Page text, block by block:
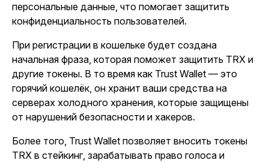
персональные данные, что помогает защитить
конфиденциальность пользователей.
При регистрации в кошельке будет создана
начальная фраза, которая поможет защитить TRX и
другие токены. В то время как Trust Wallet — это
горячий кошелёк, он хранит ваши средства на
серверах холодного хранения, которые защищены
от нарушений безопасности и хакеров.
Более того, Trust Wallet позволяет вносить токены
TRX в стейкинг, зарабатывать право голоса и